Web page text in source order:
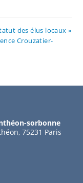
des élus locaux »
Crouzatier-
sorbonne
75231 Paris